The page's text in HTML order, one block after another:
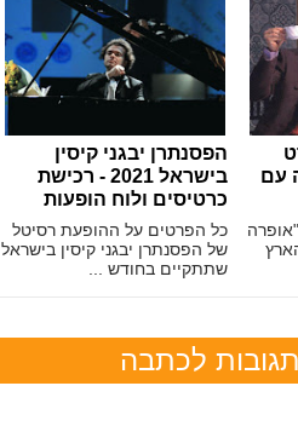
עם
הפסנתרן יבגני קיסין
בישראל 2021 - רכישת
כרטיסים ולוח הופעות
כל הפרטים על ההופעת רסיטל
של הפסנתרן יבגני קיסין בישראל
שתתקיים בחודש ...
תגובות לכתבה